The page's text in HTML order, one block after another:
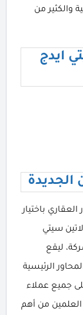
والكثير من
ايدج
الجديدة
باختيار
سيتي
ليقع
الرئيسية
جميع عملاء
من أهم